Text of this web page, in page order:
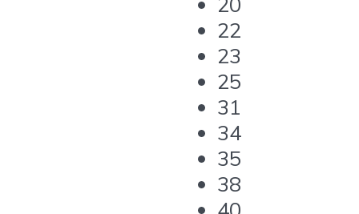
22
23
25
31
34
35
38